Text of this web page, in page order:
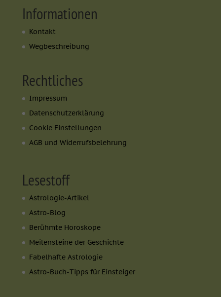
Informationen
Kontakt
Wegbeschreibung
Rechtliches
Impressum
Datenschutzerklärung
Cookie Einstellungen
AGB und Widerrufsbelehrung
Lesestoff
Astrologie-Artikel
Astro-Blog
Berühmte Horoskope
Meilensteine der Geschichte
Fabelhafte Astrologie
Astro-Buch-Tipps für Einsteiger